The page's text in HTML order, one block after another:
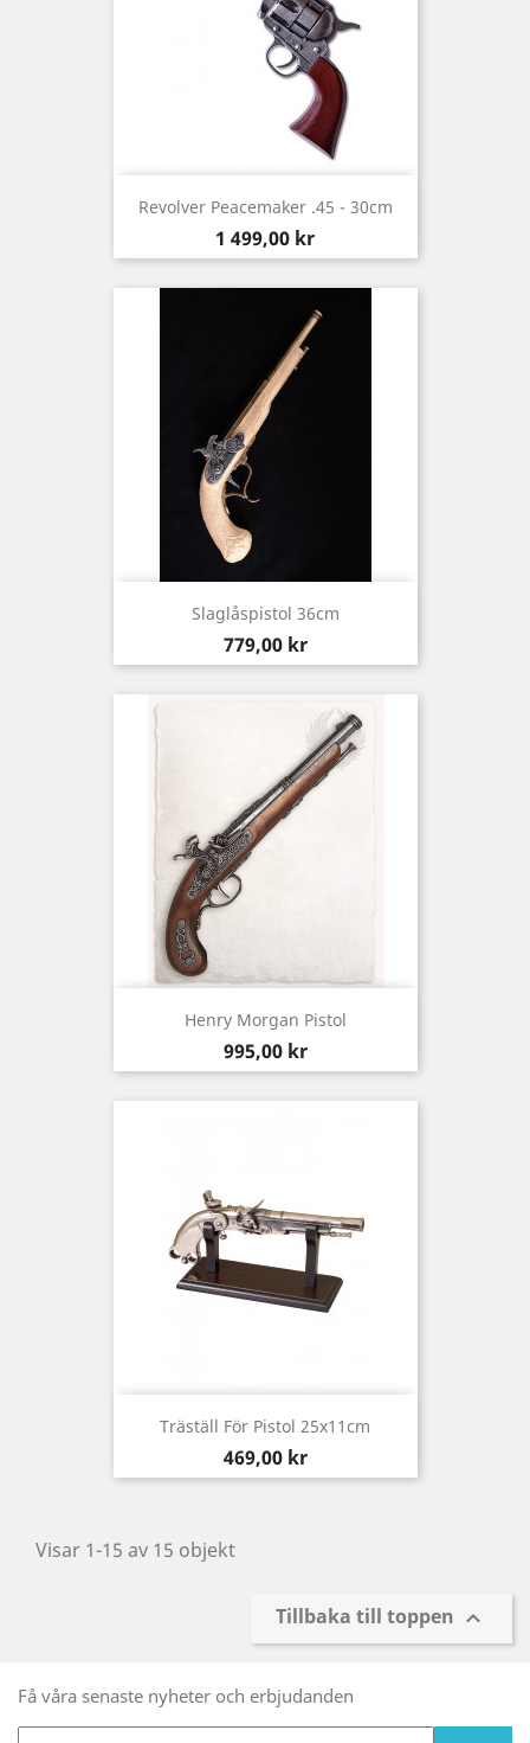
Revolver Peacemaker .45 - 30cm
Pris
1 499,00 kr
Slaglåspistol 36cm
Pris
779,00 kr
Henry Morgan Pistol
Pris
995,00 kr
Träställ För Pistol 25x11cm
Pris
469,00 kr
Visar 1-15 av 15 objekt
Tillbaka till toppen 
Få våra senaste nyheter och erbjudanden